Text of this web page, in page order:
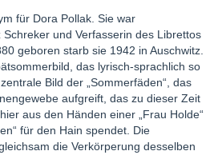
für Dora Pollak. Sie war
und Verfasserin des Librettos
geboren starb sie 1942 in Auschwitz.
das lyrisch-sprachlich so
Bild der „Sommerfäden“, das
aufgreift, das zu dieser Zeit
aus den Händen einer „Frau Holde“
für den Hain spendet. Die
die Verkörperung desselben